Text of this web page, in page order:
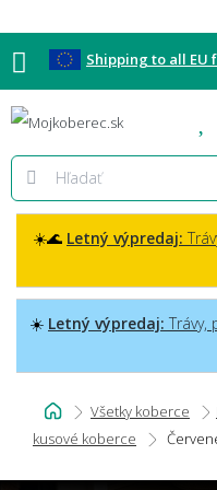
Shipping to all EU
Blog
☀️🌊 Letný výpredaj:
☀️ Letný výpredaj: Trávy,
Všetky koberce
kusové koberce